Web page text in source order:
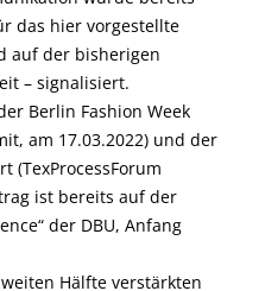
das hier vorgestellte
auf der bisherigen
– signalisiert.
Berlin Fashion Week
am 17.03.2022) und der
(TexProcessForum
ist bereits auf der
der DBU, Anfang
Hälfte verstärkten